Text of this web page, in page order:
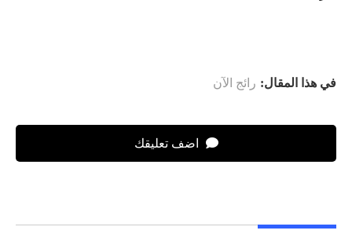
في هذا المقال: رائج الآن
اضف تعليقك